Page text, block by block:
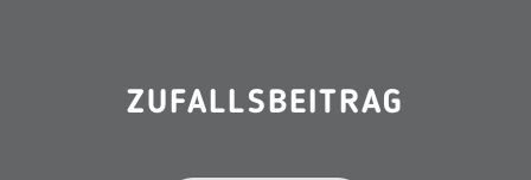
ZUFALLSBEITRAG